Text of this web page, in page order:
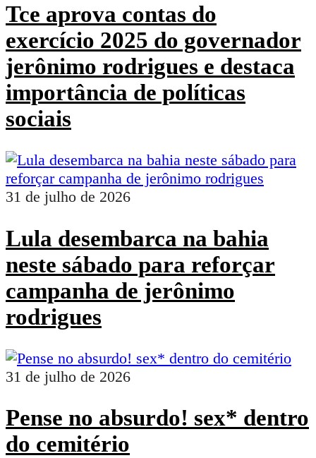
Tce aprova contas do
exercício 2025 do governador
jerônimo rodrigues e destaca
importância de políticas
sociais
31 de julho de 2026
Lula desembarca na bahia
neste sábado para reforçar
campanha de jerônimo
rodrigues
31 de julho de 2026
Pense no absurdo! sex* dentro
do cemitério